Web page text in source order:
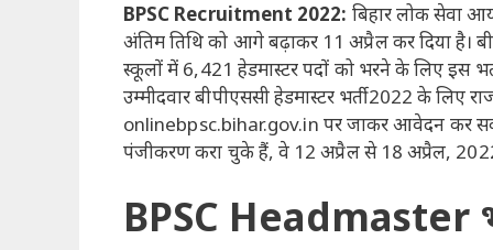
BPSC Recruitment 2022: बिहार लोक सेवा
अंतिम तिथि को आगे बढ़ाकर 11 अप्रैल कर दिया है।
स्कूलों में 6,421 हेडमास्टर पदों को भरने के लिए इस
उम्मीदवार बीपीएससी हेडमास्टर भर्ती 2022 के लिए
onlinebpsc.bihar.gov.in पर जाकर आवेदन कर
पंजीकरण करा चुके हैं, वे 12 अप्रैल से 18 अप्रैल,
BPSC Headmaster